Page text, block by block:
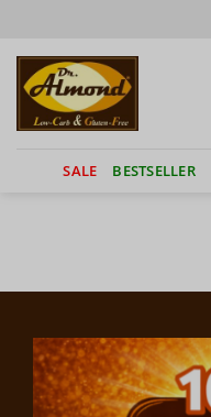
springen
SALE BESTSELLER